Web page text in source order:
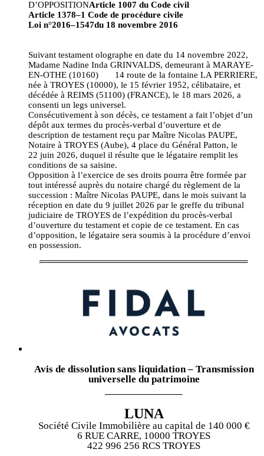
D’OPPOSITIONArticle 1007 du Code civil
Article 1378–1 Code de procédure civile
Loi n°2016–1547du 18 novembre 2016
Suivant testament olographe en date du 14 novembre 2022,
Madame Nadine Inda GRINVALDS, demeurant à MARAYE-
EN-OTHE (10160) 14 route de la fontaine LA PERRIERE,
née à TROYES (10000), le 15 février 1952, célibataire, et
décédée à REIMS (51100) (FRANCE), le 18 mars 2026, a
consenti un legs universel.
Consécutivement à son décès, ce testament a fait l’objet d’un
dépôt aux termes du procès-verbal d’ouverture et de
description de testament reçu par Maître Nicolas PAUPE,
Notaire à TROYES (Aube), 4 place du Général Patton, le
22 juin 2026, duquel il résulte que le légataire remplit les
conditions de sa saisine.
Opposition à l’exercice de ses droits pourra être formée par
tout intéressé auprès du notaire chargé du règlement de la
succession : Maître Nicolas PAUPE, dans le mois suivant la
réception en date du 9 juillet 2026 par le greffe du tribunal
judiciaire de TROYES de l’expédition du procès-verbal
d’ouverture du testament et copie de ce testament. En cas
d’opposition, le légataire sera soumis à la procédure d’envoi
en possession.
Avis de dissolution sans liquidation – Transmission
universelle du patrimoine
LUNA
Société Civile Immobilière au capital de 140 000 €
6 RUE CARRE, 10000 TROYES
422 996 256 RCS TROYES